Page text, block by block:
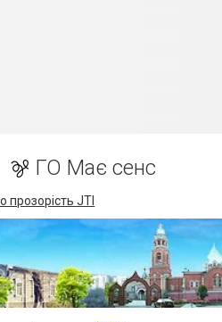
ГО Має сенс
прозорість JTI